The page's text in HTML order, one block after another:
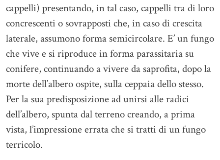
cappelli) presentando, in tal caso, cappelli tra di loro
concrescenti o sovrapposti che, in caso di crescita
laterale, assumono forma semicircolare. E’ un fungo
che vive e si riproduce in forma parassitaria su
conifere, continuando a vivere da saprofita, dopo la
morte dell’albero ospite, sulla ceppaia dello stesso.
Per la sua predisposizione ad unirsi alle radici
dell’albero, spunta dal terreno creando, a prima
vista, l’impressione errata che si tratti di un fungo
terricolo.